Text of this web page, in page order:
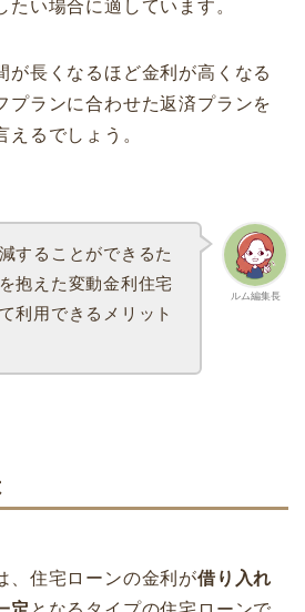
たい場合に適しています。
が長くなるほど金利が高くなる
プランに合わせた返済プランを
えるでしょう。
ルム編集長
することができるた
抱えた変動金利住宅
利用できるメリット
、住宅ローンの金利が借り入れ